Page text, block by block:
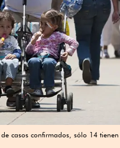
casos confirmados, sólo 14